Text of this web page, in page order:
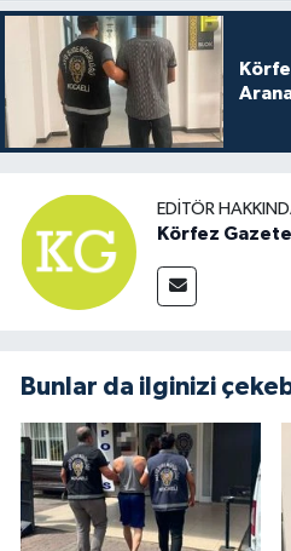
EDITÖR
Körfez
Bunlar da ilginizi